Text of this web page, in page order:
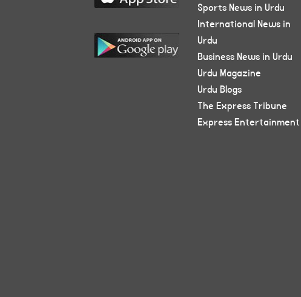
Sports News in Urdu
International News in
Urdu
Business News in Urdu
Urdu Magazine
Urdu Blogs
The Express Tribune
Express Entertainment